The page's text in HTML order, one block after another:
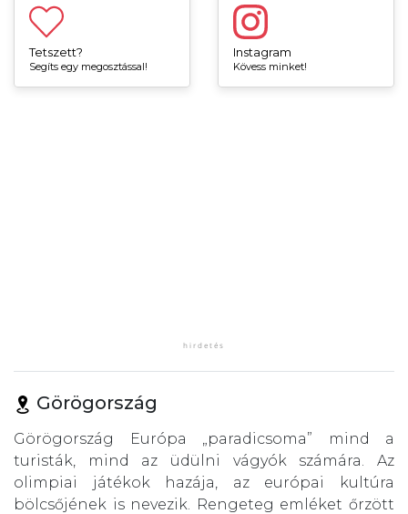
Tetszett?
Segíts egy megosztással!
Instagram
Kövess minket!
Görögország
Görögország Európa „paradicsoma” mind a
turisták, mind az üdülni vágyók számára. Az
olimpiai játékok hazája, az európai kultúra
bölcsőjének is nevezik. Rengeteg emléket őrzött